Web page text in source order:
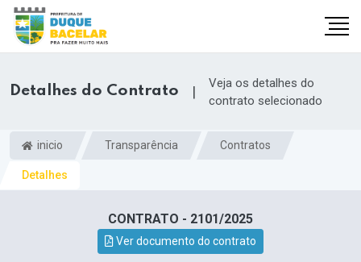
Detalhes do Contrato |
Veja os detalhes do
contrato selecionado
inicio Transparência Contratos
Detalhes
CONTRATO - 2101/2025
Ver documento do contrato